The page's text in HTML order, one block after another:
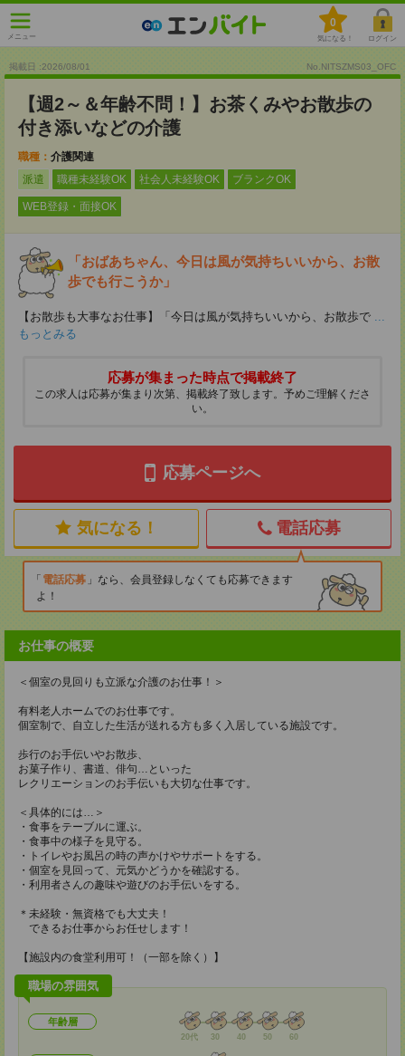
メニュー
0
気になる！ ログイン
掲載日 :2026/08/01 No.NITSZMS03_OFC
【週2～＆年齢不問！】お茶くみやお散歩の
付き添いなどの介護
職種： 介護関連
派遣
職種未経験OK 社会人未経験OK ブランクOK
WEB登録・面接OK
「おばあちゃん、今日は風が気持ちいいから、お散
歩でも行こうか」
【お散歩も大事なお仕事】「今日は風が気持ちいいから、お散歩で ...
もっとみる
応募が集まった時点で掲載終了
この求人は応募が集まり次第、掲載終了致します。予めご理解くださ
い。
応募ページへ
気になる！ 電話応募
電話応募
なら、会員登録しなくても応募できます
よ！
お仕事の概要
＜個室の見回りも立派な介護のお仕事！＞
有料老人ホームでのお仕事です。
個室制で、自立した生活が送れる方も多く入居している施設です。
歩行のお手伝いやお散歩、
お菓子作り、書道、俳句…といった
レクリエーションのお手伝いも大切な仕事です。
＜具体的には…＞
・食事をテーブルに運ぶ。
・食事中の様子を見守る。
・トイレやお風呂の時の声かけやサポートをする。
・個室を見回って、元気かどうかを確認する。
・利用者さんの趣味や遊びのお手伝いをする。
＊未経験・無資格でも大丈夫！
できるお仕事からお任せします！
【施設内の食堂利用可！（一部を除く）】
職場の雰囲気
年齢層
20代 30 40 50 60